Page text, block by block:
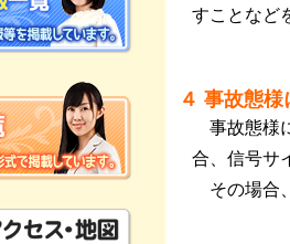
すことなど
４ 事故態
事故態様
合、信号サ
その場合